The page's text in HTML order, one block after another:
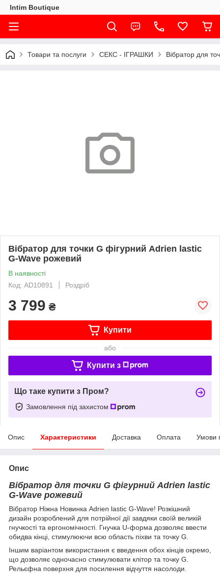
Intim Boutique
Товари та послуги СЕКС - ІГРАШКИ Вібратор для
Вібратор для точки G фігурний Adrien lastic
G-Wave рожевий
В наявності
Код: AD10891
Роздріб
3 799 ₴
Купити
або
Купити з
Що таке купити з Пром?
Замовлення під захистом
Опис Характеристики Доставка Оплата Умови
Опис
Вібратор для точки G фігурний Adrien lastic
G-Wave рожевий
Вібратор Ніжна Новинка Adrien lastic G-Wave! Розкішний
дизайн розроблений для потрійної дії завдяки своїй великій
гнучкості та ергономічності. Гнучка U-форма дозволяє ввести
обидва кінці, стимулюючи всю область піхви та точку G.
Іншим варіантом використання є введення обох кінців окремо,
що дозволяє одночасно стимулювати клітор та точку G.
Рельєфна поверхня для посилення відчуття насолоди.